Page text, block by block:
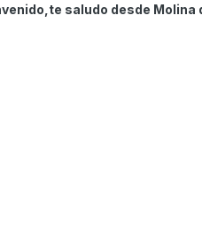
saludo desde Molina